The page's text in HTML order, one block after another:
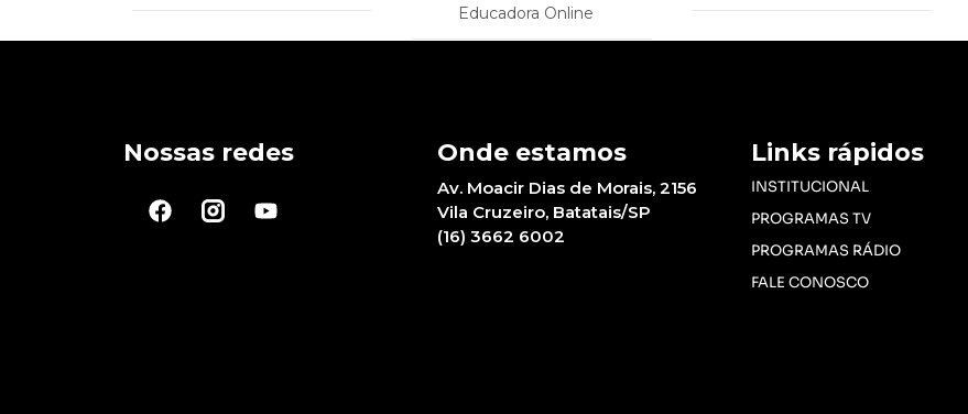
Educadora Online
Nossas redes Onde estamos
Av. Moacir Dias de Morais, 2156
Vila Cruzeiro, Batatais/SP
(16) 3662 6002
Links rápidos
INSTITUCIONAL
PROGRAMAS TV
PROGRAMAS RÁDIO
FALE CONOSCO